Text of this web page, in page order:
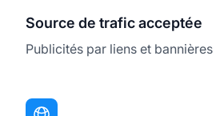
Source de trafic acceptée
Publicités par liens et bannières